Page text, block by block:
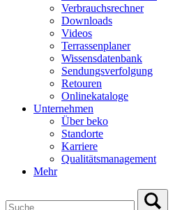
Verbrauchsrechner
Downloads
Videos
Terrassenplaner
Wissensdatenbank
Sendungsverfolgung
Retouren
Onlinekataloge
Unternehmen
Über beko
Standorte
Karriere
Qualitätsmanagement
Mehr